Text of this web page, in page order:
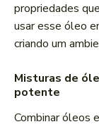
propriedades
usar esse óleo
criando um
Misturas de
potente
Combinar óleos